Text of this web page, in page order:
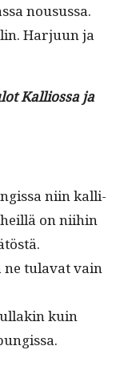
nousus­sa.
Har­ju­un ja
Kallios­sa ja
niin kalli­
on niihin
ne tulavat vain
kuin